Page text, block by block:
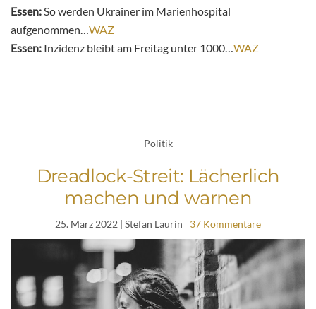
Essen:So werden Ukrainer im Marienhospital
aufgenommen…WAZ
Essen: Inzidenz bleibt am Freitag unter 1000…WAZ
Politik
Dreadlock-Streit: Lächerlich
machen und warnen
25. März 2022 | Stefan Laurin 37 Kommentare